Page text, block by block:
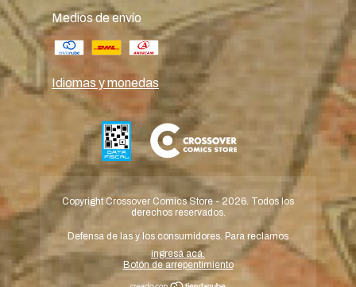
Medios de envío
Idiomas y monedas
Copyright Crossover Comics Store - 2026. Todos los
derechos reservados.
Defensa de las y los consumidores. Para reclamos
ingresá acá.
Botón de arrepentimiento